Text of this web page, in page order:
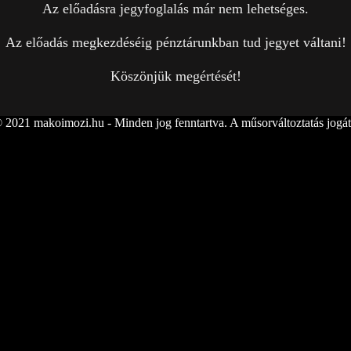
Az előadásra jegyfoglalás már nem lehetséges.
Az előadás megkezdéséig pénztárunkban tud jegyet váltani!
Köszönjük megértését!
makoimozi.hu - Minden jog fenntartva. A műsorváltoztatás